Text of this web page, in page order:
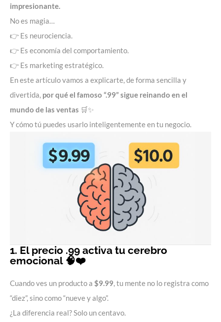
impresionante.
No es magia…
👉 Es neurociencia.
👉 Es economía del comportamiento.
👉 Es marketing estratégico
En este artículo vamos a explicarte, de forma sencilla y
divertida, por qué el famoso “.99” sigue reinando en el
mundo de las ventas 🛒✨
Y cómo tú puedes usarlo inteligentemente en tu negocio.
1. El precio .99 activa tu cerebro
emocional 🧠❤️
Cuando ves un producto a $9.99, tu mente no lo registra como
“diez”, sino como “nueve y algo”.
¿La diferencia real? Solo un centavo.